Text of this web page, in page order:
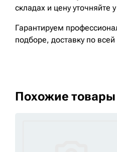
складах и цену уточняйте
Гарантируем
подборе, доставку по
Похожие товары